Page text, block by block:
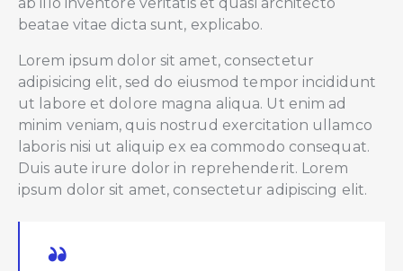
beatae vitae dicta sunt, explicabo.
Lorem ipsum dolor sit amet, consectetur
adipisicing elit, sed do eiusmod tempor incididunt
ut labore et dolore magna aliqua. Ut enim ad
minim veniam, quis nostrud exercitation ullamco
laboris nisi ut aliquip ex ea commodo consequat.
Duis aute irure dolor in reprehenderit. Lorem
ipsum dolor sit amet, consectetur adipiscing elit.